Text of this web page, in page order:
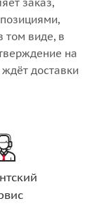
том виде, в
на
доставки